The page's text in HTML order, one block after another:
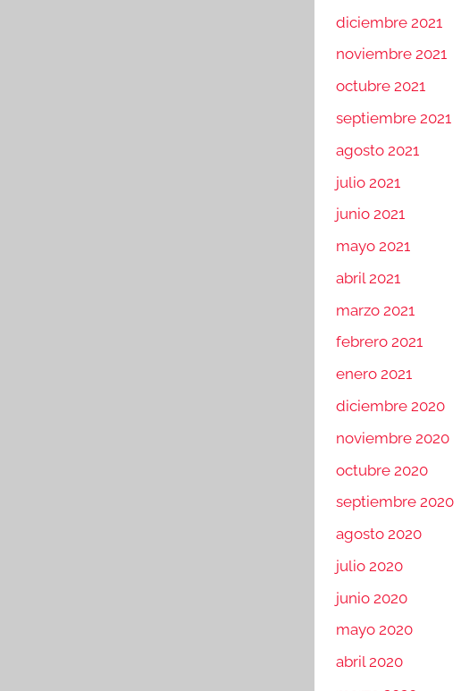
diciembre 2021
noviembre 2021
octubre 2021
septiembre 2021
agosto 2021
julio 2021
junio 2021
mayo 2021
abril 2021
marzo 2021
febrero 2021
enero 2021
diciembre 2020
noviembre 2020
octubre 2020
septiembre 2020
agosto 2020
julio 2020
junio 2020
mayo 2020
abril 2020